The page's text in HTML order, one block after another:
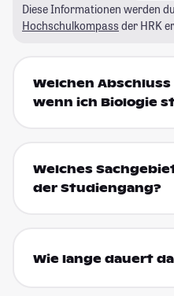
Diese Informationen werden
Hochschulkompass der HRK
Welchen
wenn ich Biologie
Welches
der Studiengang?
Wie lange dauert